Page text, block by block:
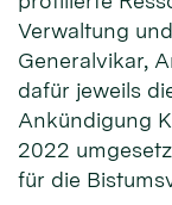
Verwaltung
Generalvikar,
dafür jeweils
Ankündigung
2022
für die